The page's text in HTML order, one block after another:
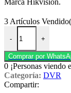
Marca Hikvision.
3 Artículos
-
Dvr 16 Canales
+
Comprar por
0 ¡Personas viendo
Categoría: DVR
Compartir: